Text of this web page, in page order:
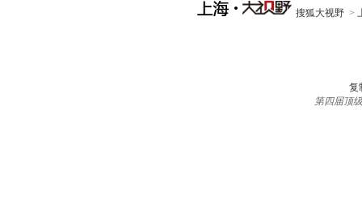
搜狐大视野>
复
第四届顶